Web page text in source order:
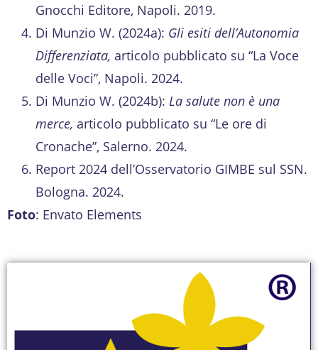
Gnocchi Editore, Napoli. 2019.
Di Munzio W. (2024a): Gli esiti dell’Autonomia
Differenziata, articolo pubblicato su “La Voce
delle Voci”, Napoli. 2024.
Di Munzio W. (2024b): La salute non è una
merce, articolo pubblicato su “Le ore di
Cronache”, Salerno. 2024.
Report 2024 dell’Osservatorio GIMBE sul SSN.
Bologna. 2024.
Foto: Envato Elements